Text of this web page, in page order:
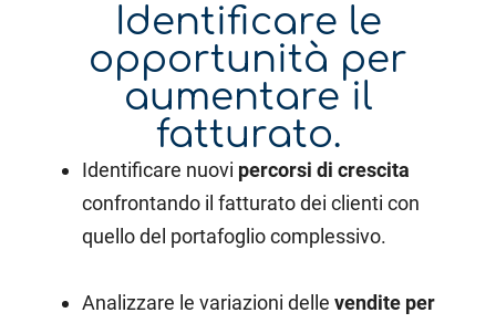
Identificare le
opportunità per
aumentare il
fatturato.
Identificare nuovi percorsi di crescita
confrontando il fatturato dei clienti con
quello del portafoglio complessivo.
Analizzare le variazioni dellevendite per